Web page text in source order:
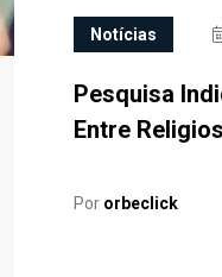
Notícias
Pesquisa
Entre
Por orbeclick